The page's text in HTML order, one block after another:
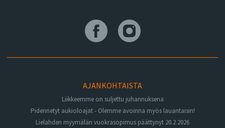
AJANKOHTAISTA
Liikkeemme on suljettu juhannuksena
Pidennetyt aukioloajat - Olemme avoinna myös lauantaisin!
Lielahden myymälän vuokrasopimus päättynyt 20.2.2026